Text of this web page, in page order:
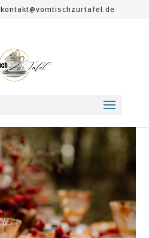
kontakt@vomtischzurtafel.de